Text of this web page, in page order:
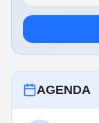
AGENDA